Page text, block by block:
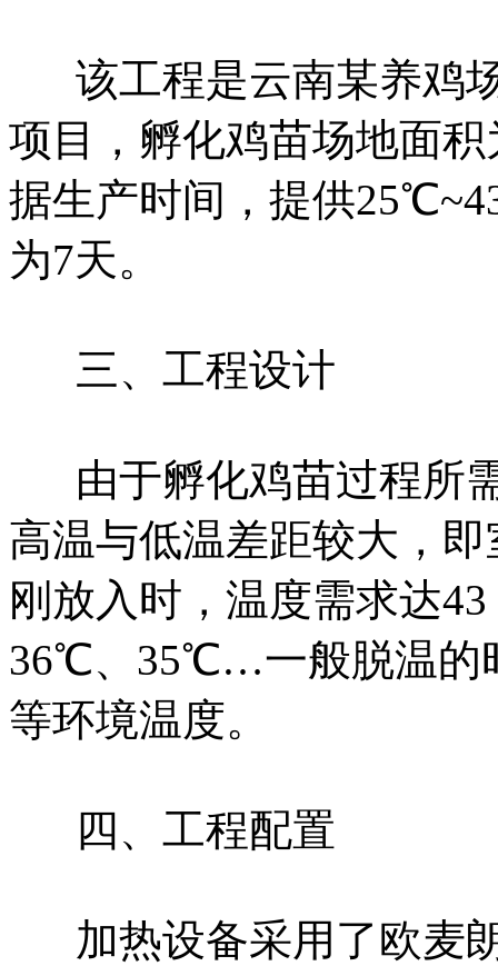
该工程是云南某养鸡
项目，孵化鸡苗场地面
据生产时间，提供
为7天。
三、工程设计
由于孵化鸡苗过程所
高温与低温差距较大，
刚放入时，温度需求达
36℃、35℃…一般脱温的
等环境温度。
四、工程配置
加热设备采用了欧麦